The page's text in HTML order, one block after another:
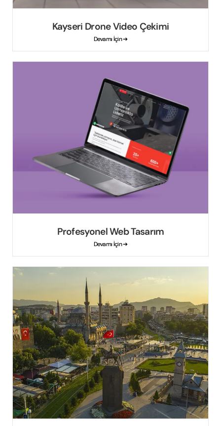
Kayseri Drone Video Çekimi
Devamı İçin ➔
Profesyonel Web Tasarım
Devamı İçin ➔